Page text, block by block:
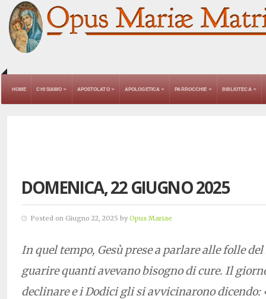
HOME CHI SIAMO APOSTOLATO APOLOGETICA PARROCCHIE BIBLIOTECA
DOMENICA, 22 GIUGNO 2025
Posted on Giugno 22, 2025 by Opus Mariae
In quel tempo, Gesù prese a parlare alle folle del
guarire quanti avevano bisogno di cure. Il
declinare e i Dodici gli si avvicinarono dicendo: